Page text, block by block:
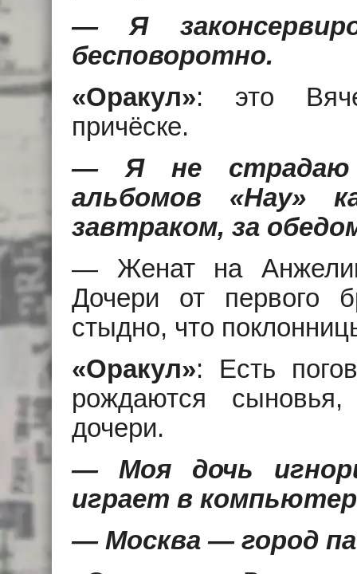
— Я
бесповоротно.
«Оракул»: это
причёске.
— Я не страдаю
альбомов «Hay»
завтраком, за
— Женат на
Дочери от первого
стыдно, что
«Оракул»: Есть
рождаются
дочери.
— Моя дочь
играет в
— Москва — город